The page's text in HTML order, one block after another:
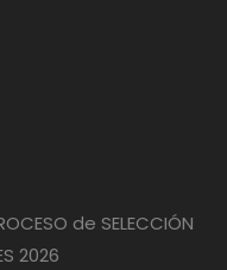
de SELECCIÓN
2026